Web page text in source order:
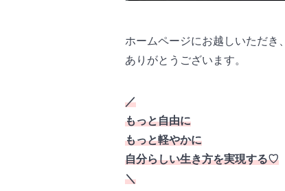
ホームページにお越しいただき、
ありがとうございます。
／
もっと自由に
もっと軽やかに
自分らしい生き方を実現する♡
＼